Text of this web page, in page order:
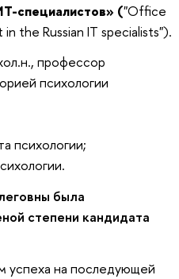
специалистов» ("Office
the Russian IT specialists").
профессор
психологии
психологии;
была
степени кандидата
успеха на последующей